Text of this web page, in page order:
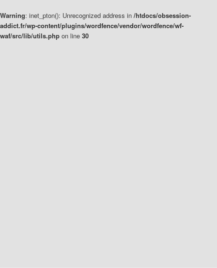
Warning: inet_pton(): Unrecognized address in /htdocs/obsession-
addict.fr/wp-content/plugins/wordfence/vendor/wordfence/wf-
waf/src/lib/utils.php on line 30